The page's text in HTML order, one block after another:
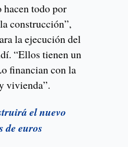
hacen todo por
construcción”,
la ejecución del
“Ellos tienen un
financian con la
vivienda”.
el nuevo
de euros